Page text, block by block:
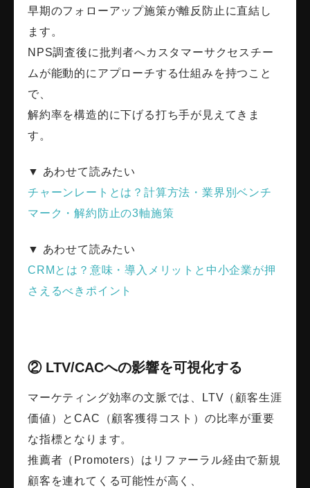
早期のフォローアップ施策が離反防止に直結し
ます。
NPS調査後に批判者へカスタマーサクセスチー
ムが能動的にアプローチする仕組みを持つこと
で、
解約率を構造的に下げる打ち手が見えてきま
す。
▼ あわせて読みたい
チャーンレートとは？計算方法・業界別ベンチ
マーク・解約防止の3軸施策
▼ あわせて読みたい
CRMとは？意味・導入メリットと中小企業が押
さえるべきポイント
② LTV/CACへの影響を可視化する
マーケティング効率の文脈では、LTV（顧客生涯
価値）とCAC（顧客獲得コスト）の比率が重要
な指標となります。
推薦者（Promoters）はリファーラル経由で新規
顧客を連れてくる可能性が高く、